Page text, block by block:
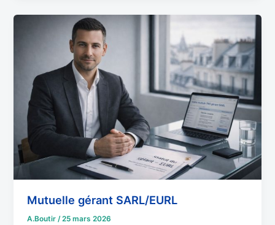
Mutuelle gérant SARL/EURL
A.Boutir /25 mars 2026
SARL/EURL